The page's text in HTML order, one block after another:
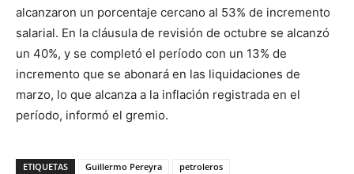
alcanzaron un porcentaje cercano al 53% de incremento
salarial. En la cláusula de revisión de octubre se alcanzó
un 40%, y se completó el período con un 13% de
incremento que se abonará en las liquidaciones de
marzo, lo que alcanza a la inflación registrada en el
período, informó el gremio.
ETIQUETAS Guillermo Pereyra petroleros